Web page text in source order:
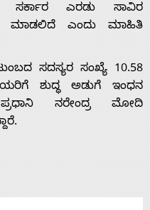
ಸರ್ಕಾರ ಎರಡು ಸಾವಿರ
ಮಾಡಲಿದೆ ಎಂದು ಮಾಹಿತಿ
ಸದಸ್ಯರ ಸಂಖ್ಯೆ 10.58
ಶುದ್ಧ ಅಡುಗೆ ಇಂಧನ
ನರೇಂದ್ರ ಮೋದಿ